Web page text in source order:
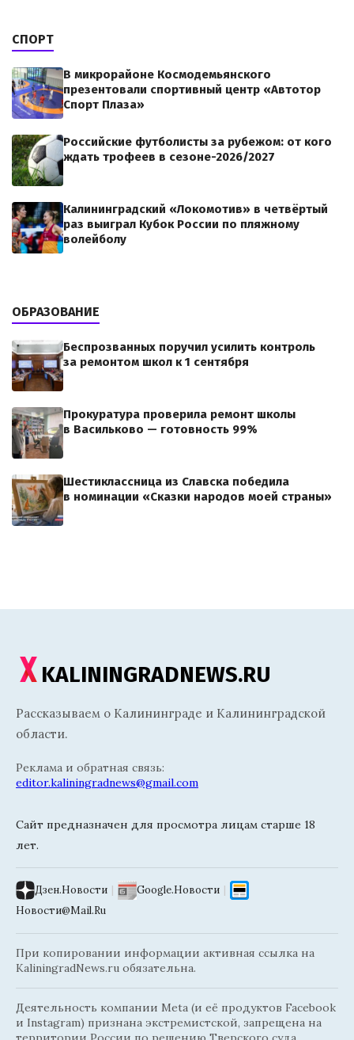
СПОРТ
В микрорайоне Космодемьянского
презентовали спортивный центр «Автотор
Спорт Плаза»
Российские футболисты за рубежом: от кого
ждать трофеев в сезоне-2026/2027
Калининградский «Локомотив» в четвёртый
раз выиграл Кубок России по пляжному
волейболу
ОБРАЗОВАНИЕ
Беспрозванных поручил усилить контроль
за ремонтом школ к 1 сентября
Прокуратура проверила ремонт школы
в Васильково — готовность 99%
Шестиклассница из Славска победила
в номинации «Сказки народов моей страны»
KALININGRADNEWS.RU
Рассказываем о Калининграде и Калининградской
области.
Реклама и обратная связь:
editor.kaliningradnews@gmail.com
Сайт предназначен для просмотра лицам старше 18
лет.
Дзен.Новости | Google.Новости |
Новости@Mail.Ru
При копировании информации активная ссылка на
KaliningradNews.ru обязательна.
Деятельность компании Meta (и её продуктов Facebook
и Instagram) признана экстремистской, запрещена на